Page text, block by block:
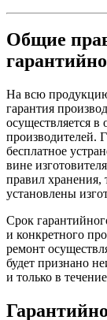
Общие
На всю продукцию
гарантия
осуществляется
производителей.
бесплатное
вине
правил хранения,
установлены
Срок
и конкретного
ремонт
будет признано
и только в